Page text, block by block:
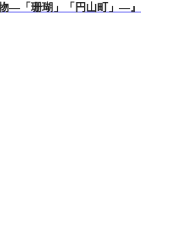
―「珊瑚」「円山町」―』